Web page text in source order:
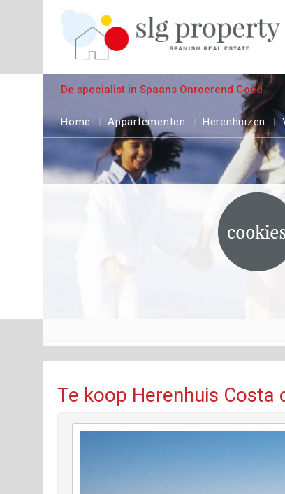
De specialist in Spaans Onroerend Goed
Home Appartementen Herenhuizen
Te koop Herenhuis